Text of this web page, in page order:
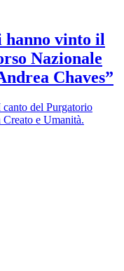
vinto il
Nazionale
Chaves”
del Purgatorio
Creato e Umanità.